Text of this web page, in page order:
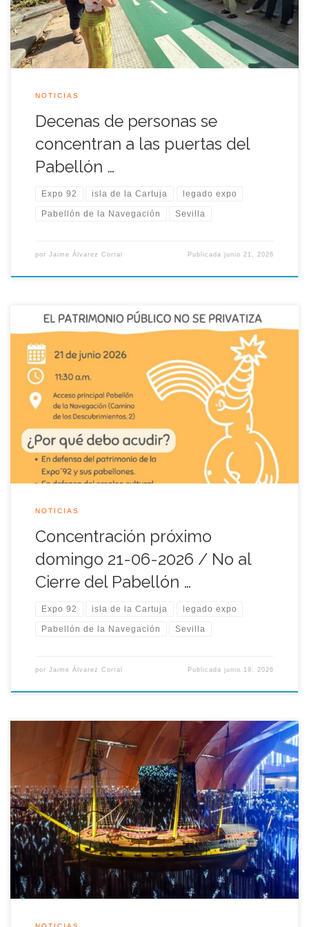
Navegación Atlántica» […]
NOTICIAS
Decenas de personas se
concentran a las puertas del
Pabellón …
Expo 92 isla de la Cartuja legado expo
Pabellón de la Navegación Sevilla
por Jaime Álvarez Corral Publicadajunio 21, 2026
NOTICIAS
Concentración próximo
domingo 21-06-2026 / No al
Cierre del Pabellón …
Expo 92 isla de la Cartuja legado expo
Pabellón de la Navegación Sevilla
por Jaime Álvarez Corral Publicadajunio 19, 2026
La Asociación Legado Expo Sevilla lamenta públicamente el
cese de actividad de la exposición permanente del Pabellón
de la Navegación, lo que consideraría un sinsentido por parte
de la Junta de Andalucía, por no haberse invertido suficiente
en el mantenimiento de la misma haciendo que los sistemas
queden obsoletos y […]